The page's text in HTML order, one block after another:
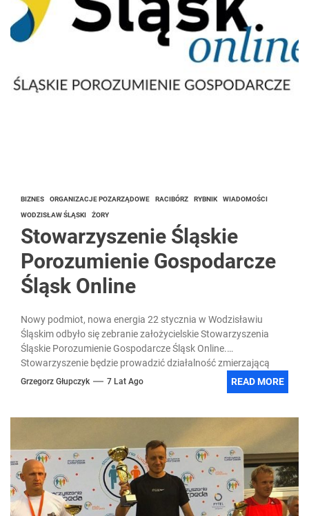
BIZNES ORGANIZACJE POZARZĄDOWE RACIBÓRZ RYBNIK WIADOMOŚCI
WODZISŁAW ŚLĄSKI ŻORY
Stowarzyszenie Śląskie
Porozumienie Gospodarcze
Śląsk Online
Nowy podmiot, nowa energia 22 stycznia w Wodzisławiu
Śląskim odbyło się zebranie założycielskie Stowarzyszenia
Śląskie Porozumienie Gospodarcze Śląsk Online.
Stowarzyszenie będzie prowadzić działalność zmierzającą
do...
Grzegorz Głupczyk 7 Lat Ago READ MORE